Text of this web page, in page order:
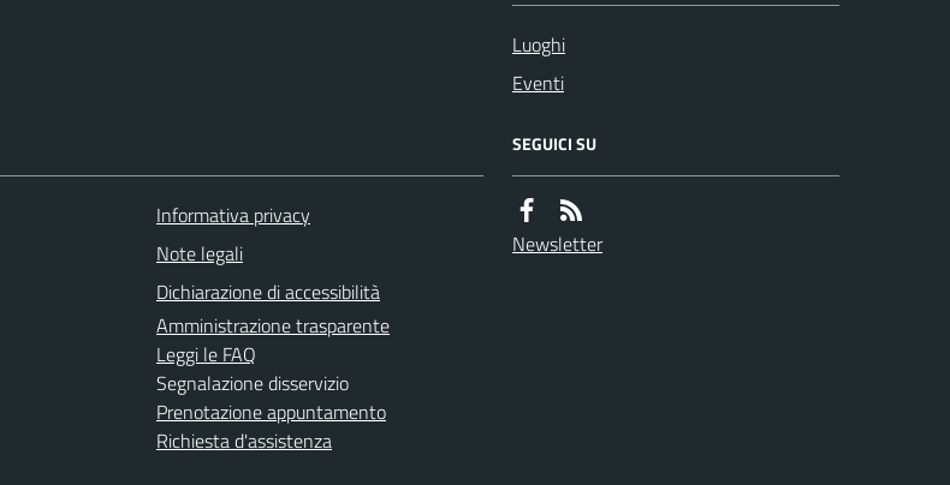
Luoghi
Eventi
Informativa privacy
Note legali
Dichiarazione di accessibilità
Amministrazione trasparente
Leggi le FAQ
Segnalazione disservizio
Prenotazione appuntamento
Richiesta d'assistenza
SEGUICI SU
Newsletter